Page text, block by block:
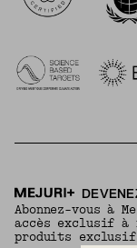
Abonnez-vous à
accès exclusif à
produits